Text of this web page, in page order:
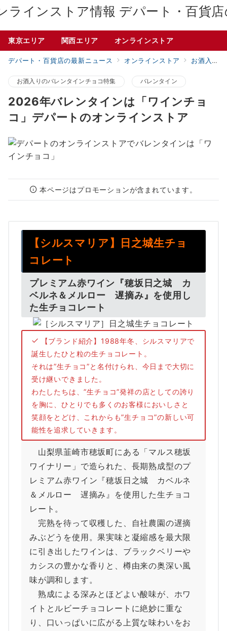
デパート・百貨
東京エリア 関西エリア オンラインストア
デパート・百貨店の最新ニュース オンラインストア お酒入りのバレンタインチョコ特集
お酒入りのバレンタインチョコ特集 バレンタイン
2026年バレンタインは「ワインチョ
コ」デパートのオンラインストア
本ページはプロモーションが含まれています。
【シルスマリア】日之城生チョ
コレート
プレミアム赤ワイン『穂坂日之城 カ
ベルネ＆メルロー 遅摘み』を使用し
た生チョコレート
【ブランド紹介】1988年冬、シルスマリアで
誕生したひと粒の生チョコレート。
それは”生チョコ”と名付けられ、今日まで大切に
受け継いできました。
わたしたちは、”生チョコ”発祥の店としての誇り
を胸に、ひとりでも多くのお客様においしさと
笑顔をとどけ、これからも”生チョコ”の新しい可
能性を追求していきます。
山梨県韮崎市穂坂町にある「マルス穂坂
ワイナリー」で造られた、長期熟成型のプ
レミアム赤ワイン『穂坂日之城 カベルネ
＆メルロー 遅摘み』を使用した生チョコ
レート。
完熟を待って収穫した、自社農園の遅摘
みぶどうを使用。果実味と凝縮感を最大限
に引き出したワインは、ブラックベリーや
カシスの豊かな香りと、樽由来の奥深い風
味が調和します。
熟成による深みとほどよい酸味が、ホワ
イトとルビーチョコレートに絶妙に重な
り、口いっぱいに広がる上質な味わいをお